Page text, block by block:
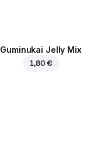
Guminukai Jelly Mix
1,80 €